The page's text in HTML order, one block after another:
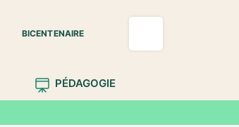
BICENTENAIRE
PÉDAGOGIE